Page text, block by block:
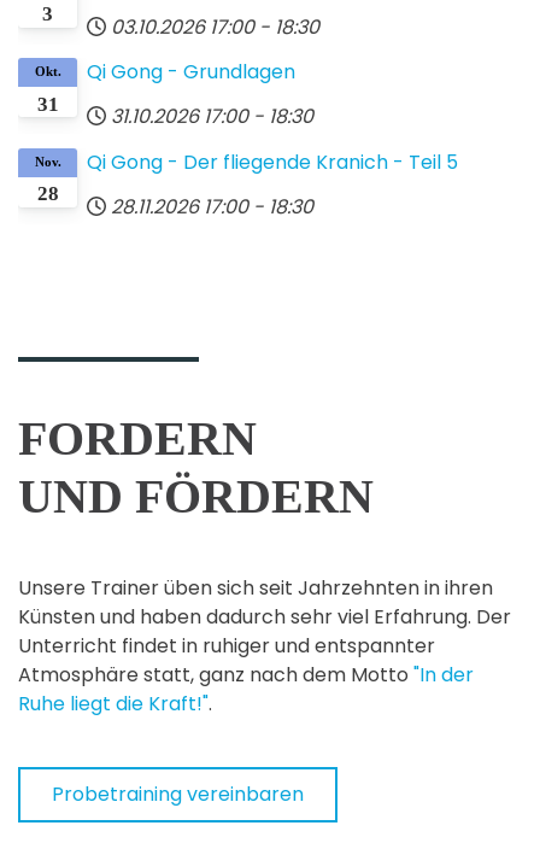
3
03.10.2026 17:00 - 18:30
31
Okt.
Qi Gong - Grundlagen
31.10.2026 17:00 - 18:30
28
Nov.
Qi Gong - Der fliegende Kranich - Teil 5
28.11.2026 17:00 - 18:30
FORDERN
UND FÖRDERN
Unsere Trainer üben sich seit Jahrzehnten in ihren
Künsten und haben dadurch sehr viel Erfahrung. Der
Unterricht findet in ruhiger und entspannter
Atmosphäre statt, ganz nach dem Motto "In der
Ruhe liegt die Kraft!".
Probetraining vereinbaren